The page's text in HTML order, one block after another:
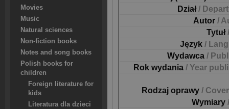
Movies
Music
Natural sciences
Non-fiction books
Notes and song books
Polish books for
children
Foreign literature for
kids
Literatura dla dzieci
Dział/
Autor /
Tytuł
Język /
Wydawca /
Rok wydania / Year
Rodzaj oprawy /
Wymiary